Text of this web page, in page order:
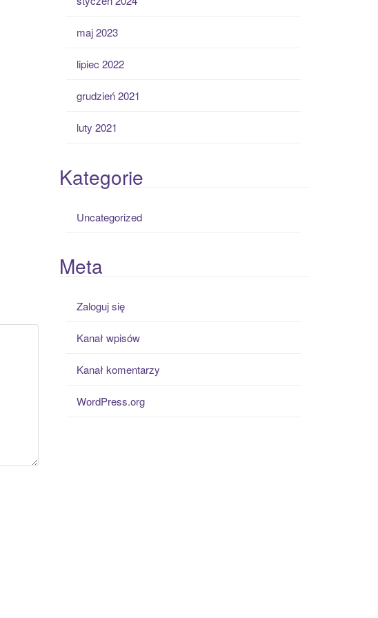
maj 2023
lipiec 2022
grudzień 2021
luty 2021
Kategorie
Uncategorized
Meta
Zaloguj się
Kanał wpisów
Kanał komentarzy
WordPress.org